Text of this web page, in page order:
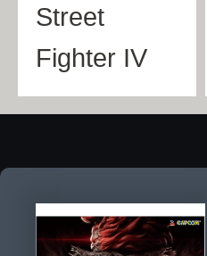
Street
Fighter IV